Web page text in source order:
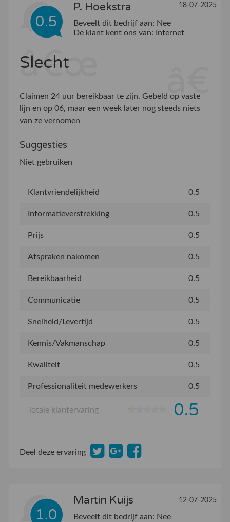
0.5
P. Hoekstra 18-07-2025
Beveelt dit bedrijf aan: Nee
De klant kent ons van:
Internet
Slecht
Claimen 24 uur bereikbaar te zijn. Gebeld op vaste
lijn en op 06, maar een week later nog steeds niets
van ze vernomen
Suggesties
Niet gebruiken
Klantvriendelijkheid 0.5
Informatieverstrekking 0.5
Prijs 0.5
Afspraken nakomen 0.5
Bereikbaarheid 0.5
Communicatie 0.5
Snelheid/Levertijd 0.5
Kennis/Vakmanschap 0.5
Kwaliteit 0.5
Professionaliteit medewerkers 0.5
Totale klantervaring 0.5
Deel deze ervaring
1.0
Martin Kuijs 12-07-2025
Beveelt dit bedrijf aan: Nee